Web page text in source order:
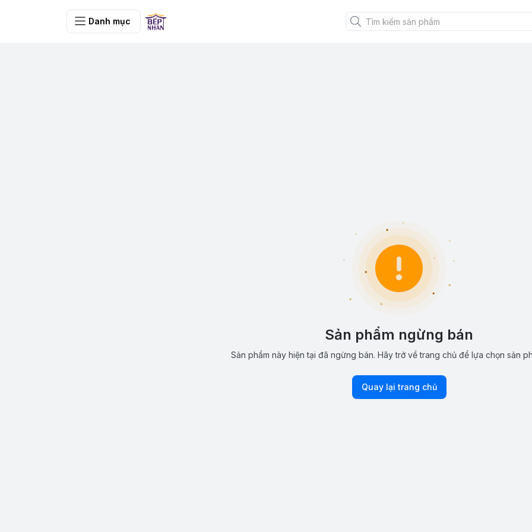
Danh mục
Sản phẩm ngừng bán
Sản phẩm này hiện tại đã ngừng bán. Hãy trở về trang chủ để lựa chọn sản
Quay lại trang chủ